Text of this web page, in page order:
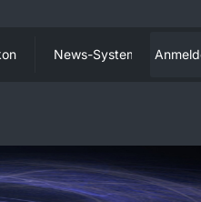
News-System